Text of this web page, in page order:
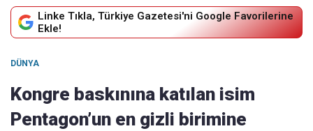
Linke Tıkla, Türkiye Gazetesi'ni Google Favorilerine
Ekle!
DÜNYA
Kongre baskınına katılan isim
Pentagon’un en gizli birimine